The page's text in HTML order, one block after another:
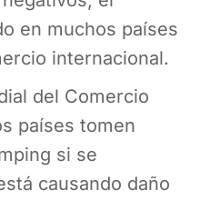
en muchos países
internacional.
del Comercio
países tomen
si se
causando daño